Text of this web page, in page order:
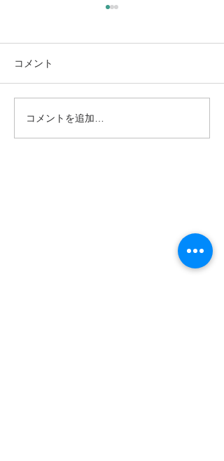
8/13（木）L’instant（ラン
スタン）｜高木日向子、
コメント
コメントを追加…